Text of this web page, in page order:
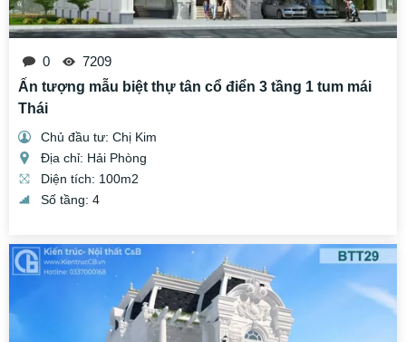
0
7209
Ấn tượng mẫu biệt thự tân cổ điển 3 tầng 1 tum mái
Thái
Chủ đầu tư: Chị Kim
Địa chỉ: Hải Phòng
Diện tích: 100m2
Số tầng: 4